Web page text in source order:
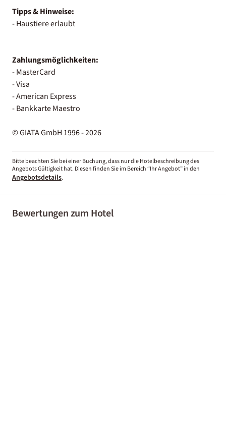
Tipps & Hinweise:
- Haustiere erlaubt
Zahlungsmöglichkeiten:
- MasterCard
- Visa
- American Express
- Bankkarte Maestro
© GIATA GmbH 1996 - 2026
Bitte beachten Sie bei einer Buchung, dass nur die Hotelbeschreibung des
Angebots Gültigkeit hat. Diesen finden Sie im Bereich “Ihr Angebot” in den
Angebotsdetails.
Bewertungen zum Hotel